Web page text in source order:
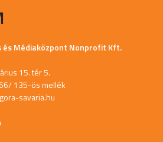
és Médiaközpont Nonprofit Kft.
15. tér 5.
135-ös mellék
savaria.hu